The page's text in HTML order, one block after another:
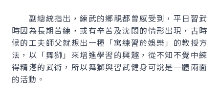
副總統指出，練武的鄉親都曾感受到，平日習武
時因為長期苦練，或有辛苦及沈悶的情形出現，古時
候的工夫師父就想出一種「寓練習於娛樂」的教授方
法，以「舞獅」來增進學習的興趣，從不知不覺中練
得精湛的武術，所以舞獅與習武健身可說是一體兩面
的活動。